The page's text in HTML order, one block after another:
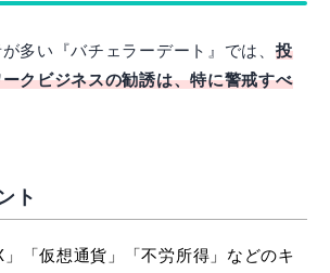
多い『バチェラーデート』では、 投
クビジネスの勧誘は、特に警戒すべ
ト
」「仮想通貨」「不労所得」などのキ